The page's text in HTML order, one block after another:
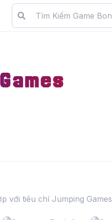
với tiêu chí Jumping Games